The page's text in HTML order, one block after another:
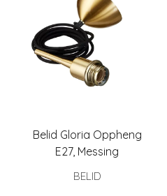
Belid Gloria Oppheng
E27, Messing
BELID